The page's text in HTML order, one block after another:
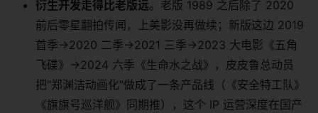
衍生开发走得比老版远。老版 1989 之后除了 2020
前后零星翻拍传闻，上美影没再做续；新版这边 2019
首季→2020 二季→2021 三季→2023 大电影《五角
飞碟》→2024 六季《生命水之战》，皮皮鲁总动员
把"郑渊洁动画化"做成了一条产品线（《安全特工队》
《旗旗号巡洋舰》同期推），这个 IP 运营深度在国产